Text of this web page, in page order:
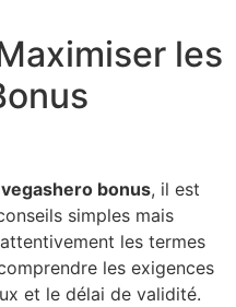
les
vegashero bonus, il est
simples mais
les termes
les exigences
et le délai de validité.